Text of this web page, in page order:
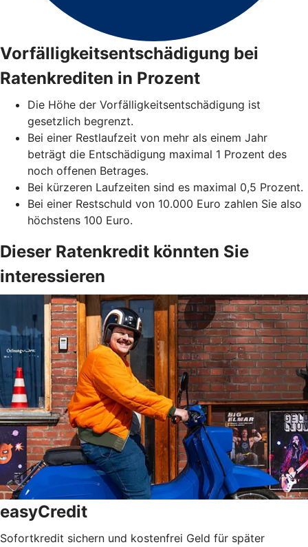
Vorfälligkeitsentschädigung bei
Ratenkrediten in Prozent
Die Höhe der Vorfälligkeitsentschädigung ist
gesetzlich begrenzt.
Bei einer Restlaufzeit von mehr als einem Jahr
beträgt die Entschädigung maximal 1 Prozent des
noch offenen Betrages.
Bei kürzeren Laufzeiten sind es maximal 0,5 Prozent.
Bei einer Restschuld von 10.000 Euro zahlen Sie also
höchstens 100 Euro.
Dieser Ratenkredit könnten Sie
interessieren
easyCredit
Sofortkredit sichern und kostenfrei Geld für später